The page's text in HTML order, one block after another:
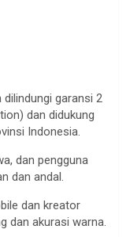
dilindungi garansi 2
dan didukung
Indonesia.
, dan pengguna
dan andal.
dan kreator
dan akurasi warna.